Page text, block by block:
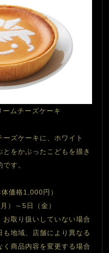
ムチーズケーキ
ズケーキに、ホワイト
をかぶったこどもを描き
す。
価格1,000円）
）～5日（金）
取り扱いしていない場合
地域、店舗により異なる
く商品内容を変更する場合